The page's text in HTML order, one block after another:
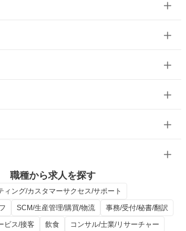
職種から求人を探す
ィング/カスタマーサクセス/サポート
SCM/生産管理/購買/物流
事務/受付/秘書/翻訳
ビス/接客 飲食
コンサル/士業/リサーチャー